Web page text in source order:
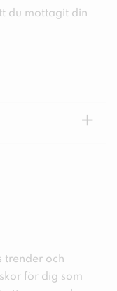
du mottagit din
+
trender och
för dig som